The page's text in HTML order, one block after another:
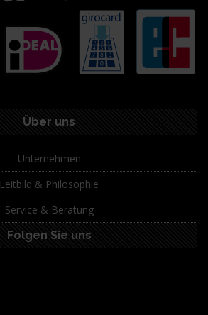
Über uns
Unternehmen
Leitbild & Philosophie
Service & Beratung
Folgen Sie uns